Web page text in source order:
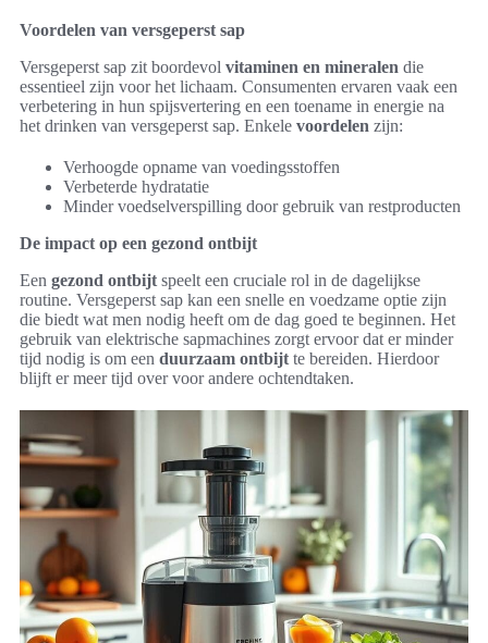
Voordelen van versgeperst sap
Versgeperst sap zit boordevol vitaminen en mineralen die
essentieel zijn voor het lichaam. Consumenten ervaren vaak een
verbetering in hun spijsvertering en een toename in energie na
het drinken van versgeperst sap. Enkele voordelen zijn:
Verhoogde opname van voedingsstoffen
Verbeterde hydratatie
Minder voedselverspilling door gebruik van restproducten
De impact op een gezond ontbijt
Een gezond ontbijt speelt een cruciale rol in de dagelijkse
routine. Versgeperst sap kan een snelle en voedzame optie zijn
die biedt wat men nodig heeft om de dag goed te beginnen. Het
gebruik van elektrische sapmachines zorgt ervoor dat er minder
tijd nodig is om een duurzaam ontbijt te bereiden. Hierdoor
blijft er meer tijd over voor andere ochtendtaken.